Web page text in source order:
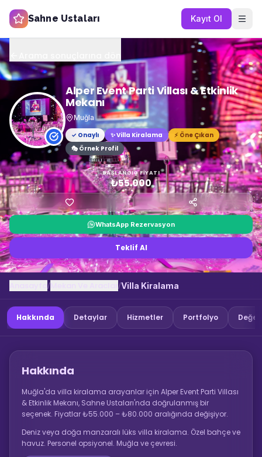
Sahne Ustaları Kayıt Ol
Alper Event Parti Villası & Etkinlik
Mekanı
Muğla
✓ Onaylı
✨Villa Kiralama
⚡ Öne Çıkan
🎭 Örnek Profil
BAŞLANGIÇ FIYATI
₺55.000
WhatsApp Rezervasyon
Teklif Al
/ /Villa Kiralama
Hakkında Detaylar Hizmetler Portfolyo
Hakkında
Muğla'da villa kiralama arayanlar için Alper Event Parti Villası
& Etkinlik Mekanı, Sahne Ustaları'nda doğrulanmış bir
seçenek. Fiyatlar ₺55.000 – ₺80.000 aralığında değişiyor.
Deniz veya doğa manzaralı lüks villa kiralama. Özel bahçe ve
havuz. Personel opsiyonel. Muğla ve çevresi.